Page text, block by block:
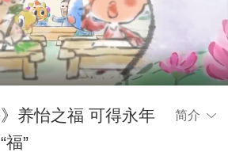
养怡之福 可得永年
”
简介